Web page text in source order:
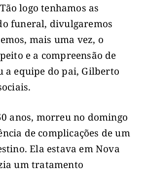
logo tenhamos as
funeral, divulgaremos
mais uma vez, o
e a compreensão de
a equipe do pai, Gilberto
anos, morreu no domingo
de complicações de um
Ela estava em Nova
um tratamento